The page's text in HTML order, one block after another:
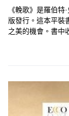
《輓歌》是羅伯
版發行。這本平裝
之美的機會。書中
讀者。透過閱讀